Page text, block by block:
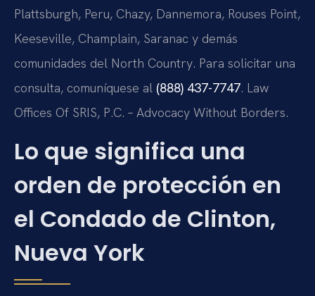
Plattsburgh, Peru, Chazy, Dannemora, Rouses Point,
Keeseville, Champlain, Saranac y demás
comunidades del North Country. Para solicitar una
consulta, comuníquese al (888) 437-7747. Law
Offices Of SRIS, P.C. – Advocacy Without Borders.
Lo que significa una
orden de protección en
el Condado de Clinton,
Nueva York